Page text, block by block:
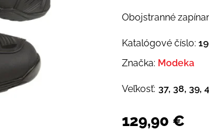
Obojstranné
Katalógové číslo:
Značka: Modeka
Veľkosť: 37, 38, 39,
129,90 €